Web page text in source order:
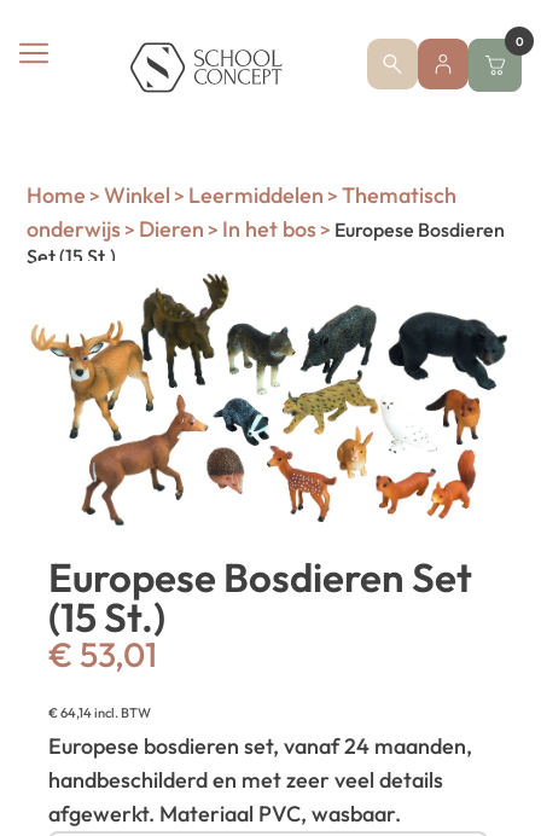
0
Home > Winkel > Leermiddelen > Thematisch
onderwijs> Dieren > In het bos> Europese Bosdieren
Set (15 St.)
Europese Bosdieren Set
(15 St.)
€ 53,01
€64,14incl. BTW
Europese bosdieren set, vanaf 24 maanden,
handbeschilderd en met zeer veel details
afgewerkt. Materiaal PVC, wasbaar.